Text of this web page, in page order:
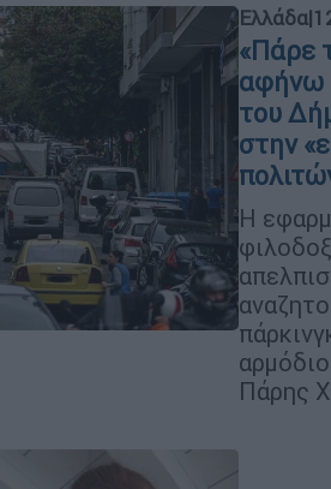
Ελλάδα|
«Πάρε
αφήνω
του
στην
H
Πάρης